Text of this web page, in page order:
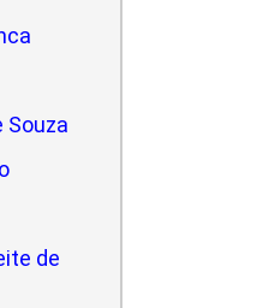
Souza
de